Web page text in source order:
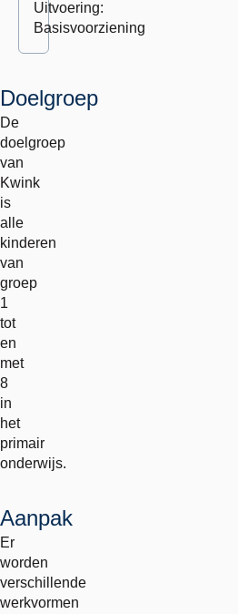
Uitvoering:
Basisvoorziening
Doelgroep
De
doelgroep
van
Kwink
is
alle
kinderen
van
groep
1
tot
en
met
8
in
het
primair
onderwijs.
Aanpak
Er
worden
verschillende
werkvormen